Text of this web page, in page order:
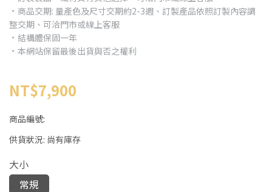
﹡商品交期: 量產色及尺寸交期約2-3週、訂製產品依照訂製內容調
整交期、可洽門市或線上客服
﹡結構體保固一年
﹡本網站保留最後出貨與否之權利
NT$7,900
商品編號:
供貨狀況: 尚有庫存
大小
常規